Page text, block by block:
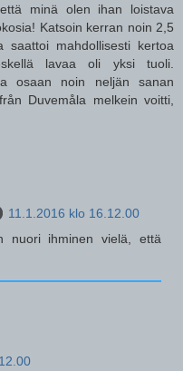
minä olen ihan loistava
Katsoin kerran noin 2,5
saattoi mahdollisesti kertoa
lavaa oli yksi tuoli.
osaan noin neljän sanan
Duvemåla melkein voitti,
11.1.2016 klo 16.12.00
nuori ihminen vielä, että